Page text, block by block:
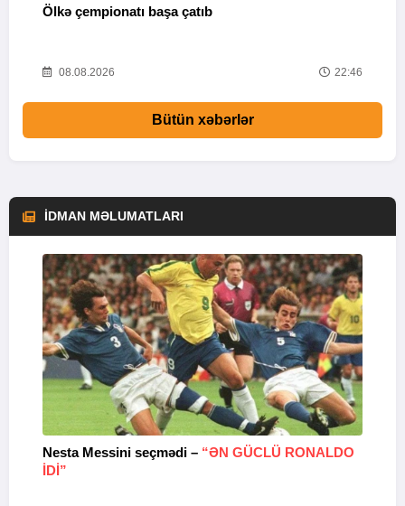
Ölkə çempionatı başa çatıb
08.08.2026 22:46
Bütün xəbərlər
İDMAN MƏLUMATLARI
Nesta Messini seçmədi – “ƏN GÜCLÜ RONALDO
IDI”